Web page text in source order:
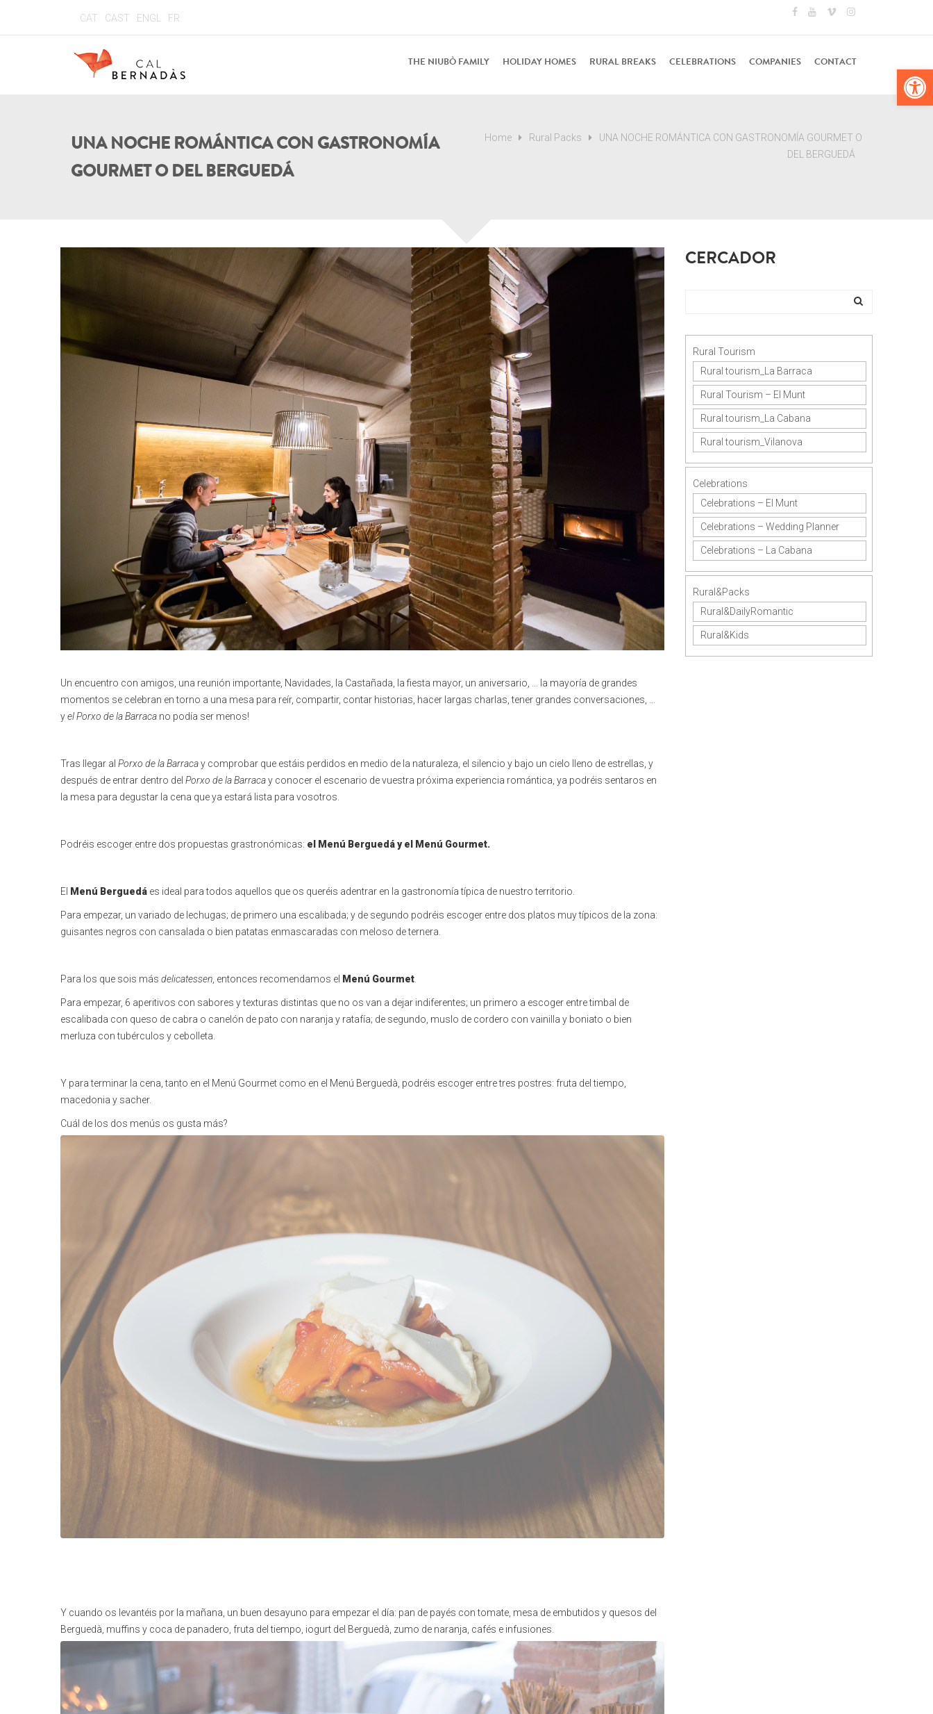
CAT CAST ENGL FR
THE NIUBÒ FAMILY HOLIDAY HOMES RURAL BREAKS CELEBRATIONS COMPANIES CONTACT
UNA NOCHE ROMÁNTICA CON GASTRONOMÍA
GOURMET O DEL BERGUEDÁ
Home Rural Packs
UNA NOCHE ROMÁNTICA CON GASTRONOMÍA GOURMET O
DEL BERGUEDÁ
Un encuentro con amigos, una reunión importante, Navidades, la Castañada, la fiesta mayor, un aniversario, … la mayoría de grandes
momentos se celebran en torno a una mesa para reír, compartir, contar historias, hacer largas charlas, tener grandes conversaciones, …
yelPorxo de la Barraca no podía ser menos!
Tras llegar al Porxo de la Barracay comprobar que estáis perdidos en medio de la naturaleza, el silencio y bajo un cielo lleno de estrellas, y
después de entrar dentro del Porxo de la Barracay conocer el escenario de vuestra próxima experiencia romántica, ya podréis sentaros en
la mesa para degustar la cena que ya estará lista para vosotros.
Podréis escoger entre dos propuestas grastronómicas: el Menú Berguedá y el Menú Gourmet.
El Menú Berguedá es ideal para todos aquellos que os queréis adentrar en la gastronomía típica de nuestro territorio.
Para empezar, un variado de lechugas; de primero una escalibada; y de segundo podréis escoger entre dos platos muy típicos de la zona:
guisantes negros con cansalada o bien patatas enmascaradas con meloso de ternera.
Para los que sois más delicatessen , entonces recomendamos el Menú Gourmet
Para empezar, 6 aperitivos con sabores y texturas distintas que no os van a dejar indiferentes; un primero a escoger entre timbal de
escalibada con queso de cabra o canelón de pato con naranja y ratafía; de segundo, muslo de cordero con vainilla y boniato o bien
merluza con tubérculos y cebolleta.
Y para terminar la cena, tanto en el Menú Gourmet como en el Menú Berguedà, podréis escoger entre tres postres: fruta del tiempo,
macedonia y sacher.
Cuál de los dos menús os gusta más?
Y cuando os levantéis por la mañana, un buen desayuno para empezar el día: pan de payés con tomate, mesa de embutidos y quesos del
Berguedà, muffins y coca de panadero, fruta del tiempo, iogurt del Berguedà, zumo de naranja, cafés e infusiones.
CERCADOR
Rural Tourism
Rural tourism_La Barraca
Rural Tourism – El Munt
Rural tourism_La Cabana
Rural tourism_Vilanova
Celebrations
Celebrations – El Munt
Celebrations – Wedding Planner
Celebrations – La Cabana
Rural&Packs
Rural&DailyRomantic
Rural&Kids